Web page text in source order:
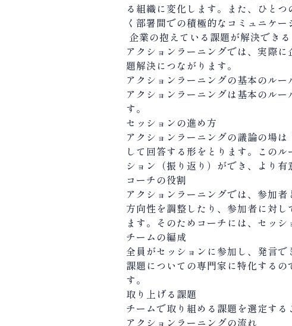
る組織に変化します。また、ひと
く部署間での積極的なコミュニケ
企業の抱えている課題が解決できる
アクションラーニングでは、実際
題解決につながります。
アクションラーニングの基本のルー
アクションラーニングは基本のル
す。
セッションの進め方
アクションラーニングの議論の場
して回答する形をとります。この
ション（振り返り）ができ、より有
コーチの役割
アクションラーニングでは、参加
方向性を調整したり、参加者に対
ます。そのためコーチには、セッ
チームの編成
全員がセッションに参加し、発言で
課題についての専門家に特化する
す。
取り上げる課題
チームで取り組める課題を選定す
アクションラーニングの流れ